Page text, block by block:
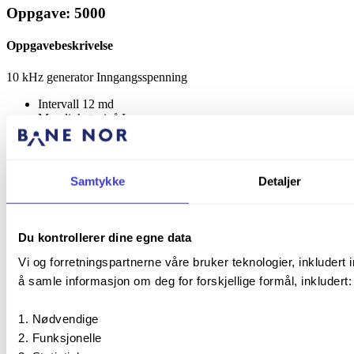
Samtykke Detaljer
Du kontrollerer dine egne data
Vi og forretningspartnerne våre bruker teknologier,
å samle informasjon om deg for forskjellige formål, inkludert:
Nødvendige
Funksjonelle
Oppgave: 5000
Oppgavebeskrivelse
10 kHz generator Inngangsspenning
Intervall 12 md
Myndighetsnivå Lav
Oppgave: 5010
Oppgavebeskrivelse
Intervall12 md
Oppgave: 5020
Oppgavebeskrivelse
Rele A kortslutning i sporet ved tilkobling trafo 1